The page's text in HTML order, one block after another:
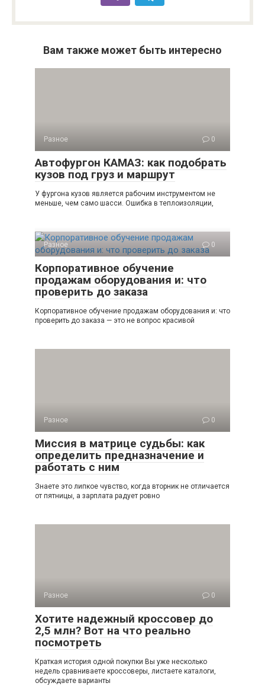
Вам также может быть интересно
Разное 0
Автофургон КАМАЗ: как подобрать
кузов под груз и маршрут
У фургона кузов является рабочим инструментом не
меньше, чем само шасси. Ошибка в теплоизоляции,
Разное 0
Корпоративное обучение
продажам оборудования и: что
проверить до заказа
Корпоративное обучение продажам оборудования и: что
проверить до заказа — это не вопрос красивой
Разное 0
Миссия в матрице судьбы: как
определить предназначение и
работать с ним
Знаете это липкое чувство, когда вторник не отличается
от пятницы, а зарплата радует ровно
Разное 0
Хотите надежный кроссовер до
2,5 млн? Вот на что реально
посмотреть
Краткая история одной покупки Вы уже несколько
недель сравниваете кроссоверы, листаете каталоги,
обсуждаете варианты